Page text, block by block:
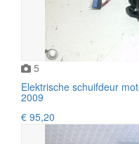
5
Elektrische schuifdeur
2009
€ 95,20